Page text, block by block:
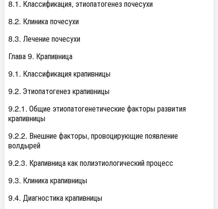
8.1. Классификация, этиопатогенез почесухи
8.2. Клиника почесухи
8.3. Лечение почесухи
Глава 9. Крапивница
9.1. Классификация крапивницы
9.2. Этиопатогенез крапивницы
9.2.1. Общие этиопатогенетические факторы развития
крапивницы
9.2.2. Внешние факторы, провоцирующие появление
волдырей
9.2.3. Крапивница как полиэтиологический процесс
9.3. Клиника крапивницы
9.4. Диагностика крапивницы